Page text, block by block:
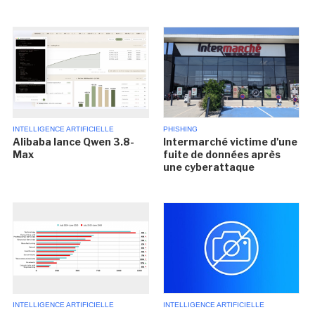
INTELLIGENCE ARTIFICIELLE
Alibaba lance Qwen 3.8-
Max
PHISHING
Intermarché victime d'une
fuite de données après
une cyberattaque
INTELLIGENCE ARTIFICIELLE INTELLIGENCE ARTIFICIELLE